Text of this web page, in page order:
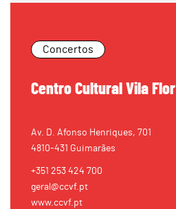
Concertos
Centro Cultural Vila Flor
Av. D. Afonso Henriques, 701
4810-431 Guimarães
+351 253 424 700
geral@ccvf.pt
www.ccvf.pt